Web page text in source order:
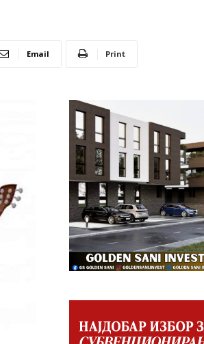
Email Print